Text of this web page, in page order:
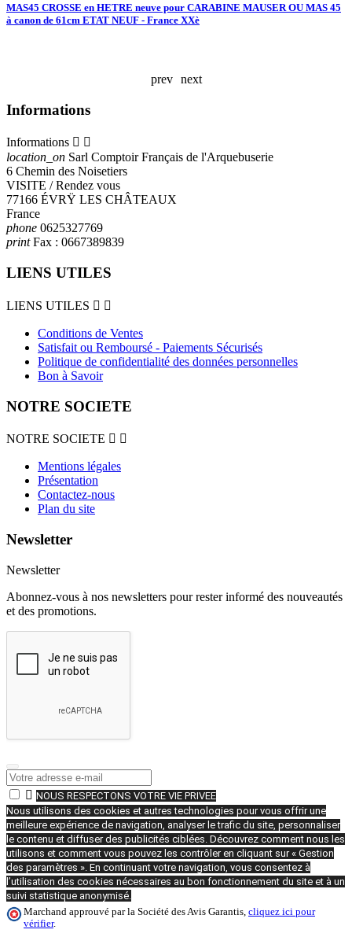
MAS45 CROSSE en HETRE neuve pour CARABINE MAUSER OU MAS 45
à canon de 61cm ETAT NEUF - France XXè
prev
next
Informations
Informations  
location_on Sarl Comptoir Français de l'Arquebuserie
6 Chemin des Noisetiers
VISITE / Rendez vous
77166 ÉVRŸ LES CHÂTEAUX
France
phone 0625327769
printFax : 0667389839
LIENS UTILES
LIENS UTILES  
Conditions de Ventes
Satisfait ou Remboursé - Paiements Sécurisés
Politique de confidentialité des données personnelles
Bon à Savoir
NOTRE SOCIETE
NOTRE SOCIETE  
Mentions légales
Présentation
Contactez-nous
Plan du site
Newsletter
Newsletter
Abonnez-vous à nos newsletters pour rester informé des nouveautés
et des promotions.
 NOUS RESPECTONS VOTRE VIE PRIVEE
Nous utilisons des cookies et autres technologies pour vous offrir une
meilleure expérience de navigation, analyser le trafic du site, personnaliser
le contenu et diffuser des publicités ciblées. Découvrez comment nous les
utilisons et comment vous pouvez les contrôler en cliquant sur « Gestion
des paramètres ». En continuant votre navigation, vous consentez à
l’utilisation des cookies nécessaires au bon fonctionnement du site et à un
suivi statistique anonymisé.
Marchand approuvé par la Société des Avis Garantis, cliquez ici pour
vérifier.